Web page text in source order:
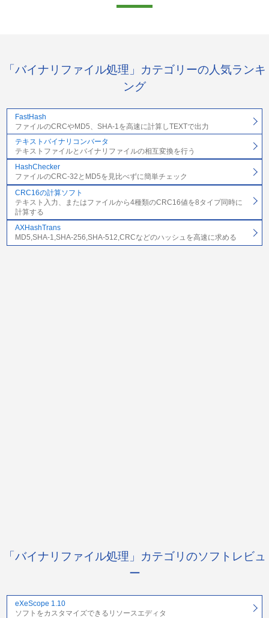
「バイナリファイル処理」カテゴリーの人気ランキ
ング
FastHash
ファイルのCRCやMD5、SHA-1を高速に計算しTEXTで出力
テキストバイナリコンバータ
テキストファイルとバイナリファイルの相互変換を行う
HashChecker
ファイルのCRC-32とMD5を見比べずに簡単チェック
CRC16の計算ソフト
テキスト入力、またはファイルから4種類のCRC16値を8タイプ同時に
計算する
AXHashTrans
MD5,SHA-1,SHA-256,SHA-512,CRCなどのハッシュを高速に求める
「バイナリファイル処理」カテゴリのソフトレビュ
ー
eXeScope 1.10
ソフトをカスタマイズできるリソースエディタ